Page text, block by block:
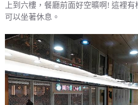
上到六樓，餐廳前面好空曠啊! 這裡
可以坐著休息。